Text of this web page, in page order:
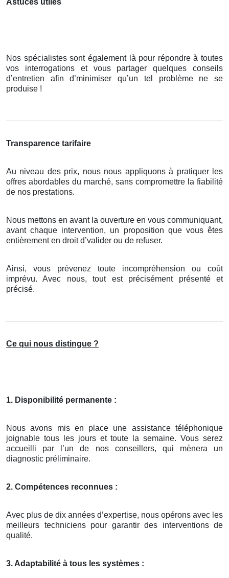
Astuces utiles
Nos spécialistes sont également là pour répondre à toutes
vos interrogations et vous partager quelques conseils
d’entretien afin d’minimiser qu’un tel problème ne se
produise !
Transparence tarifaire
Au niveau des prix, nous nous appliquons à pratiquer les
offres abordables du marché, sans compromettre la fiabilité
de nos prestations.
Nous mettons en avant la ouverture en vous communiquant,
avant chaque intervention, un proposition que vous êtes
entièrement en droit d’valider ou de refuser.
Ainsi, vous prévenez toute incompréhension ou coût
imprévu. Avec nous, tout est précisément présenté et
précisé.
Ce qui nous distingue ?
1. Disponibilité permanente :
Nous avons mis en place une assistance téléphonique
joignable tous les jours et toute la semaine. Vous serez
accueilli par l’un de nos conseillers, qui mènera un
diagnostic préliminaire.
2. Compétences reconnues :
Avec plus de dix années d’expertise, nous opérons avec les
meilleurs techniciens pour garantir des interventions de
qualité.
3. Adaptabilité à tous les systèmes :